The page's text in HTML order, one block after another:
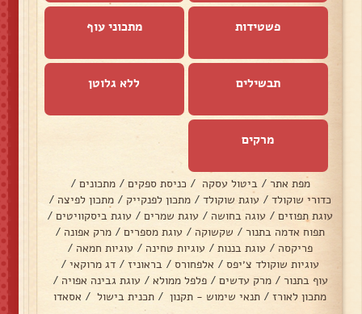
פשטידות מתכוני עוף
תבשילים ללא גלוטן
מרקים
מפת אתר / ביטול עסקה / כניסת ספקים / מתכונים /
כדורי שוקולד / עוגת שוקולד / מתכון לפנקייק / מתכון לפיצה /
עוגת תפוזים / עוגה בחושה / עוגת שמרים / עוגת ביסקוויטים /
תפוח אדמה בתנור / שקשוקה / עוגת מספרים / מרק אפונה /
פריקסה / עוגת בננות / עוגיות טחינה / עוגיות חמאה /
עוגיות שוקולד צ׳יפס / אלפחורס / בראוניז / דג מרוקאי /
עוף בתנור / מרק עדשים / פלפל ממולא / עוגת גבינה אפויה /
מתכון לאורז / תנאי שימוש - תקנון / תכנית בישול / אסאדו